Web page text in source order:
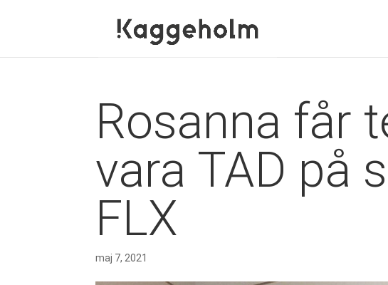
Rosanna får
vara TAD på
FLX
maj 7, 2021